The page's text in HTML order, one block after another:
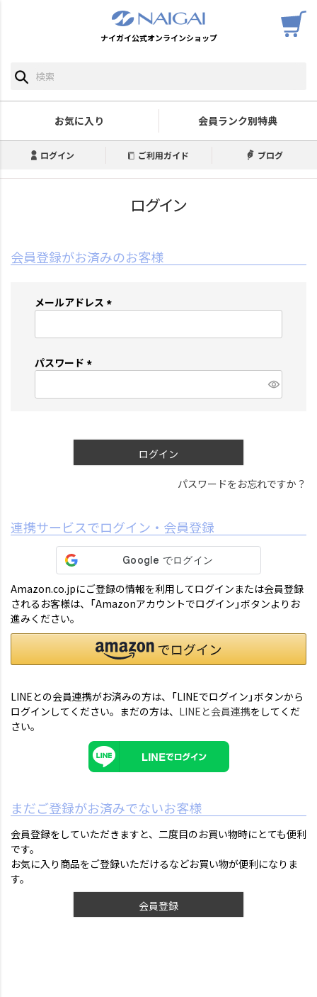
ナイガイ公式オンラインショップ
お気に入り 会員ランク別特典
ログイン ご利用ガイド ブログ
ログイン
会員登録がお済みのお客様
メールアドレス
必
パスワード
必
ログイン
パスワードをお忘れですか？
連携サービスでログイン・会員登録
Amazon.co.jpにご登録の情報を利用してログインまたは会員登録
されるお客様は、「Amazonアカウントでログイン」ボタンよりお
進みください。
LINEとの会員連携がお済みの方は、「LINEでログイン」ボタンから
ログインしてください。まだの方は、 LINEと会員連携をしてくだ
さい。
まだご登録がお済みでないお客様
会員登録をしていただきますと、二度目のお買い物時にとても便利
です。
お気に入り商品をご登録いただけるなどお買い物が便利になりま
す。
会員登録